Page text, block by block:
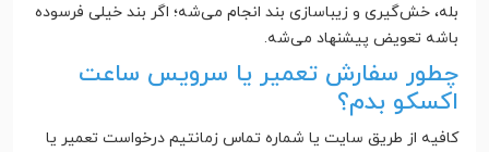
بله، خش‌گیری و زیباسازی بند انجام می‌شه؛ اگر بند خیلی فرسوده
باشه تعویض پیشنهاد می‌شه.
چطور سفارش تعمیر یا سرویس ساعت
اکسکو بدم؟
کافیه از طریق سایت یا شماره تماس زمانتیم درخواست تعمیر یا